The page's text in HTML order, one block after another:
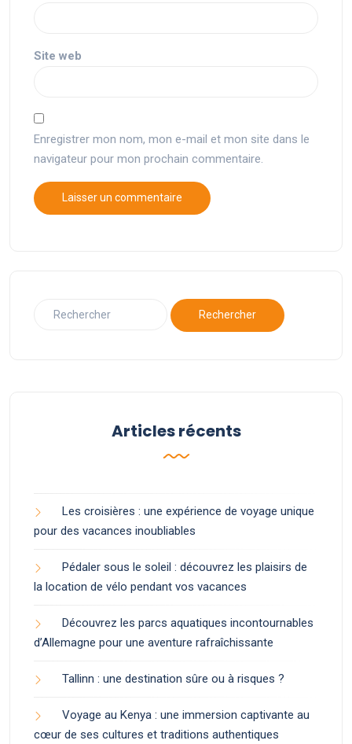
Site web
Enregistrer mon nom, mon e-mail et mon site dans le
navigateur pour mon prochain commentaire.
Articles récents
Les croisières : une expérience de voyage unique
pour des vacances inoubliables
Pédaler sous le soleil : découvrez les plaisirs de
la location de vélo pendant vos vacances
Découvrez les parcs aquatiques incontournables
d’Allemagne pour une aventure rafraîchissante
Tallinn : une destination sûre ou à risques ?
Voyage au Kenya : une immersion captivante au
cœur de ses cultures et traditions authentiques